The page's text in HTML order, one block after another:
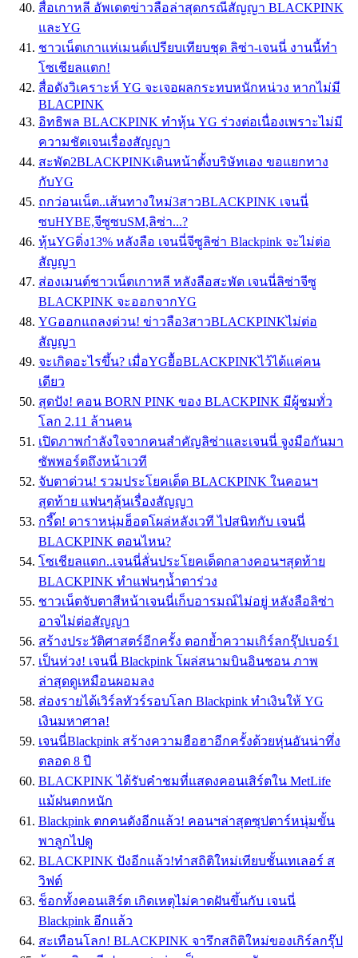
สื่อเกาหลี อัพเดตข่าวลือล่าสุดกรณีสัญญา BLACKPINK
และYG
ชาวเน็ตเกาเเห่เมนต์เปรียบเทียบชุด ลิซ่า-เจนนี่ งานนี้ทำ
โซเชียลเเตก!
สื่อดังวิเคราะห์ YG จะเจอผลกระทบหนักหน่วง หากไม่มี
BLACPINK
อิทธิพล BLACKPINK ทำหุ้น YG ร่วงต่อเนื่องเพราะไม่มี
ความชัดเจนเรื่องสัญญา
สะพัด2BLACKPINKเดินหน้าตั้งบริษัทเอง ขอแยกทาง
กับYG
ถกว่อนเน็ต..เส้นทางใหม่3สาวBLACKPINK เจนนี่
ซบHYBE,จีซูซบSM,ลิซ่า...?
หุ้นYGดิ่ง13% หลังลือ เจนนี่จีซูลิซ่า Blackpink จะไม่ต่อ
สัญญา
ส่องเมนต์ชาวเน็ตเกาหลี หลังลือสะพัด เจนนี่ลิซ่าจีซู
BLACKPINK จะออกจากYG
YGออกแถลงด่วน! ข่าวลือ3สาวBLACKPINKไม่ต่อ
สัญญา
จะเกิดอะไรขึ้น? เมื่อYGยื้อBLACKPINKไว้ได้แค่คน
เดียว
สุดปัง! คอน BORN PINK ของ BLACKPINK มีผู้ชมทั่ว
โลก 2.11 ล้านคน
เปิดภาพกำลังใจจากคนสำคัญลิซ่าและเจนนี่ จูงมือกันมา
ซัพพอร์ตถึงหน้าเวที
จับตาด่วน! รวมประโยคเด็ด BLACKPINK ในคอนฯ
สุดท้าย เเฟนๆลุ้นเรื่องสัญญา
กรี๊ด! ดาราหนุ่มฮ็อตโผล่หลังเวที ไปสนิทกับ เจนนี่
BLACKPINK ตอนไหน?
โซเชียลแตก..เจนนี่ลั่นประโยคเด็ดกลางคอนฯสุดท้าย
BLACKPINK ทำแฟนๆน้ำตาร่วง
ชาวเน็ตจับตาสีหน้าเจนนี่เก็บอารมณ์ไม่อยู่ หลังลือลิซ่า
อาจไม่ต่อสัญญา
สร้างประวัติศาสตร์อีกครั้ง ตอกย้ำความเกิร์ลกรุ๊ปเบอร์1
เป็นห่วง! เจนนี่ Blackpink โผล่สนามบินอินชอน ภาพ
ล่าสุดดูเหมือนผอมลง
ส่องรายได้เวิร์ลทัวร์รอบโลก Blackpink ทำเงินให้ YG
เงินมหาศาล!
เจนนี่Blackpink สร้างความฮือฮาอีกครั้งด้วยหุ่นอันน่าทึ่ง
ตลอด 8 ปี
BLACKPINK ได้รับคำชมที่แสดงคอนเสิร์ตใน MetLife
แม้ฝนตกหนัก
Blackpink ตกคนดังอีกแล้ว! คอนฯล่าสุดซุปตาร์หนุ่มขั้น
พาลูกไปดู
BLACKPINK ปังอีกแล้ว!ทำสถิติใหม่เทียบชั้นเทเลอร์ ส
วิฟต์
ช็อกทั้งคอนเสิร์ต เกิดเหตุไม่คาดฝันขึ้นกับ เจนนี่
Blackpink อีกเเล้ว
สะเทือนโลก! BLACKPINK จารึกสถิติใหม่ของเกิร์ลกรุ๊ป